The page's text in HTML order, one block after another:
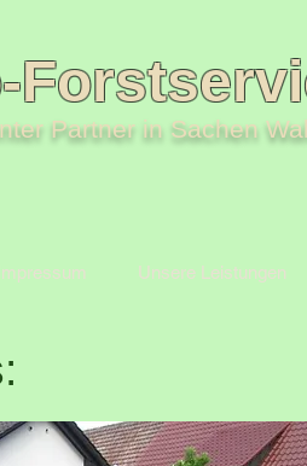
Partner in Sachen
Impressum Unsere Leistungen